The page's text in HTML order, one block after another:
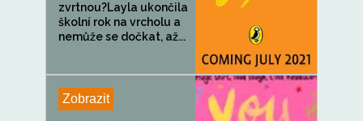
zvrtnou?Layla ukončila
školní rok na vrcholu a
nemůže se dočkat, až...
Zobrazit